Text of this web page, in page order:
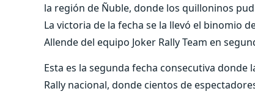
la región de Ñuble, donde los quilloninos
La victoria de la fecha se la llevó el binomio
Allende del equipo Joker Rally Team en
Esta es la segunda fecha consecutiva donde
Rally nacional, donde cientos de